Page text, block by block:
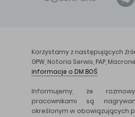
Korzystamy z następujących
GPW, Notoria Serwis, PAP,
informacje o DM BOŚ
Informujemy, że
pracownikami są
określonym w obowiązujących